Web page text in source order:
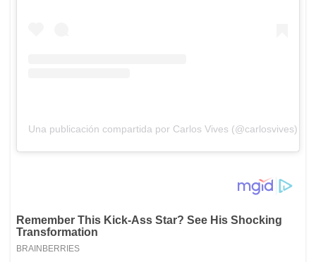
Una publicación compartida por Carlos Vives (@carlosvives)